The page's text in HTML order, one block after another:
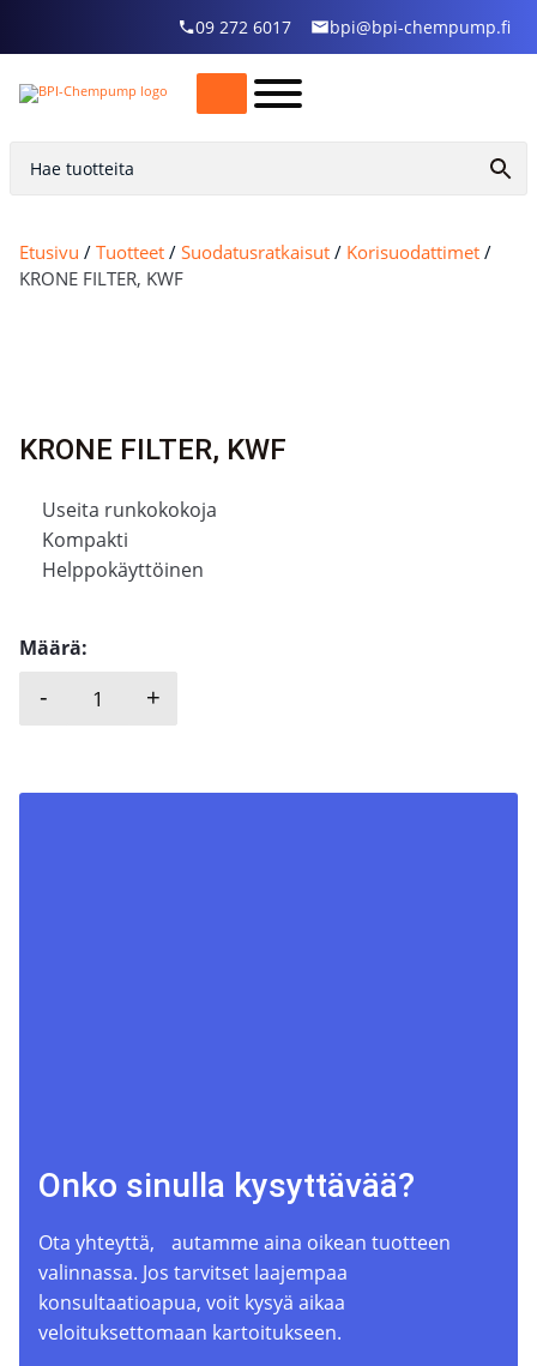
09 272 6017 bpi@bpi-chempump.fi
Etusivu / Tuotteet / Suodatusratkaisut / Korisuodattimet /
KRONE FILTER, KWF
KRONE FILTER, KWF
Useita runkokokoja
Kompakti
Helppokäyttöinen
Määrä:
KRONE FILTER, KWF määrä
- +
Onko sinulla kysyttävää?
Ota yhteyttä, autamme aina oikean tuotteen
valinnassa. Jos tarvitset laajempaa
konsultaatioapua, voit kysyä aikaa
veloituksettomaan kartoitukseen.